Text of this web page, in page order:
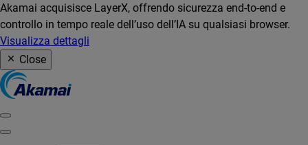
Akamai acquisisce LayerX, offrendo sicurezza end-to-end e
controllo in tempo reale dell’uso dell’IA su qualsiasi browser.
Visualizza dettagli
Close